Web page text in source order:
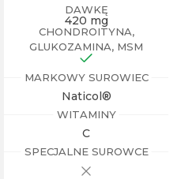
DAWKĘ
420 mg
CHONDROITYNA,
GLUKOZAMINA, MSM
MARKOWY SUROWIEC
Naticol®
WITAMINY
C
SPECJALNE SUROWCE